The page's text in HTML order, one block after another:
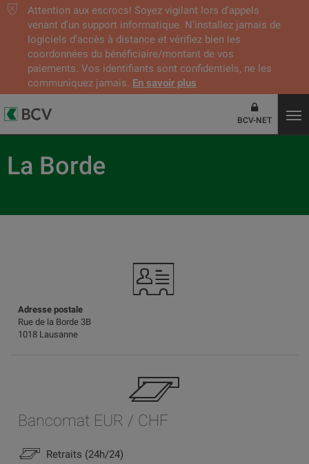
Attention aux escrocs! Soyez vigilant lors d’appels
venant d'un support informatique. N’installez jamais de
logiciels d’accès à distance et vérifiez bien les
coordonnées du bénéficiaire/montant de vos
paiements. Vos identifiants sont confidentiels, ne les
communiquez jamais. En savoir plus
BCV-NET
La Borde
Adresse postale
Rue de la Borde 3B
1018 Lausanne
Bancomat EUR / CHF
Retraits (24h/24)